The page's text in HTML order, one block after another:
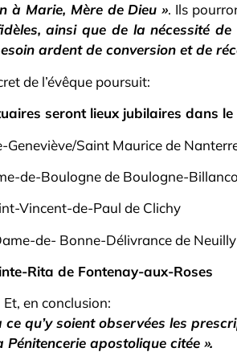
à Marie, Mère de Dieu ». Ils
ainsi que de la nécessité
ardent de conversion et de
de l’évêque poursuit:
seront lieux jubilaires dans
Geneviève/Saint Maurice de
de-Boulogne de Boulogne-
Vincent-de-Paul de Clichy
de- Bonne-Délivrance de Neuilly
Rita de Fontenay-aux-Roses
Et, en conclusion:
qu’y soient observées les
Pénitencerie apostolique citée ».